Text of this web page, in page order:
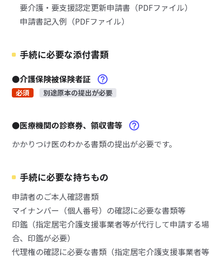
要介護・要支援認定更新申請書（PDFファイル）
申請書記入例（PDFファイル）
手続に必要な添付書類
●介護保険被保険者証
必須 別途原本の提出が必要
●医療機関の診察券、領収書等
かかりつけ医のわかる書類の提出が必要です。
手続に必要な持ちもの
申請者のご本人確認書類
マイナンバー（個人番号）の確認に必要な書類等
印鑑（指定居宅介護支援事業者等が代行して申請する場
合、印鑑が必要）
代理権の確認に必要な書類（指定居宅介護支援事業者等